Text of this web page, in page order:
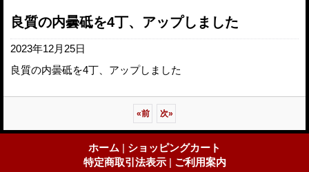
良質の内曇砥を4丁、アップしました
2023年12月25日
良質の内曇砥を4丁、アップしました
«前 次»
ホーム | ショッピングカート
特定商取引法表示 | ご利用案内